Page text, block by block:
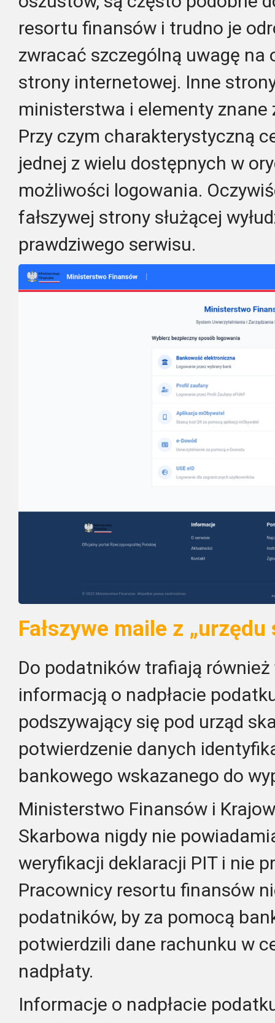
resortu finansów i trudno je
zwracać szczególną uwagę na
strony internetowej. Inne
ministerstwa i elementy znane
Przy czym charakterystyczną
jednej z wielu dostępnych w
możliwości logowania.
fałszywej strony służącej
prawdziwego serwisu.
Fałszywe maile z „urzędu
Do podatników trafiają również
informacją o nadpłacie
podszywający się pod urząd
potwierdzenie danych
bankowego wskazanego do
Ministerstwo Finansów i
Skarbowa nigdy nie
weryfikacji deklaracji PIT i nie
Pracownicy resortu finansów
podatników, by za pomocą
potwierdzili dane rachunku w
nadpłaty.
Informacje o nadpłacie